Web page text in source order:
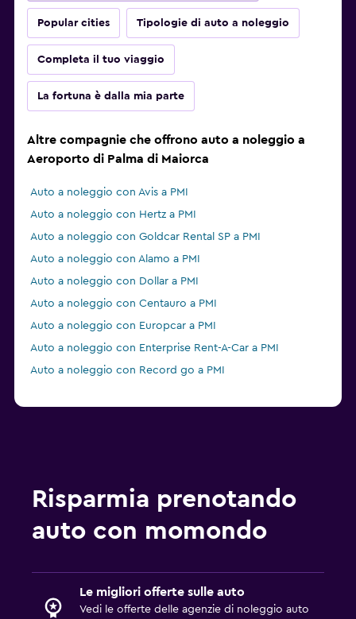
Popular cities Tipologie di auto a noleggio
Completa il tuo viaggio
La fortuna è dalla mia parte
Altre compagnie che offrono auto a noleggio a
Aeroporto di Palma di Maiorca
Auto a noleggio con Avis a PMI
Auto a noleggio con Hertz a PMI
Auto a noleggio con Goldcar Rental SP a PMI
Auto a noleggio con Alamo a PMI
Auto a noleggio con Dollar a PMI
Auto a noleggio con Centauro a PMI
Auto a noleggio con Europcar a PMI
Auto a noleggio con Enterprise Rent-A-Car a PMI
Auto a noleggio con Record go a PMI
Risparmia prenotando
auto con momondo
Le migliori offerte sulle auto
Vedi le offerte delle agenzie di noleggio auto